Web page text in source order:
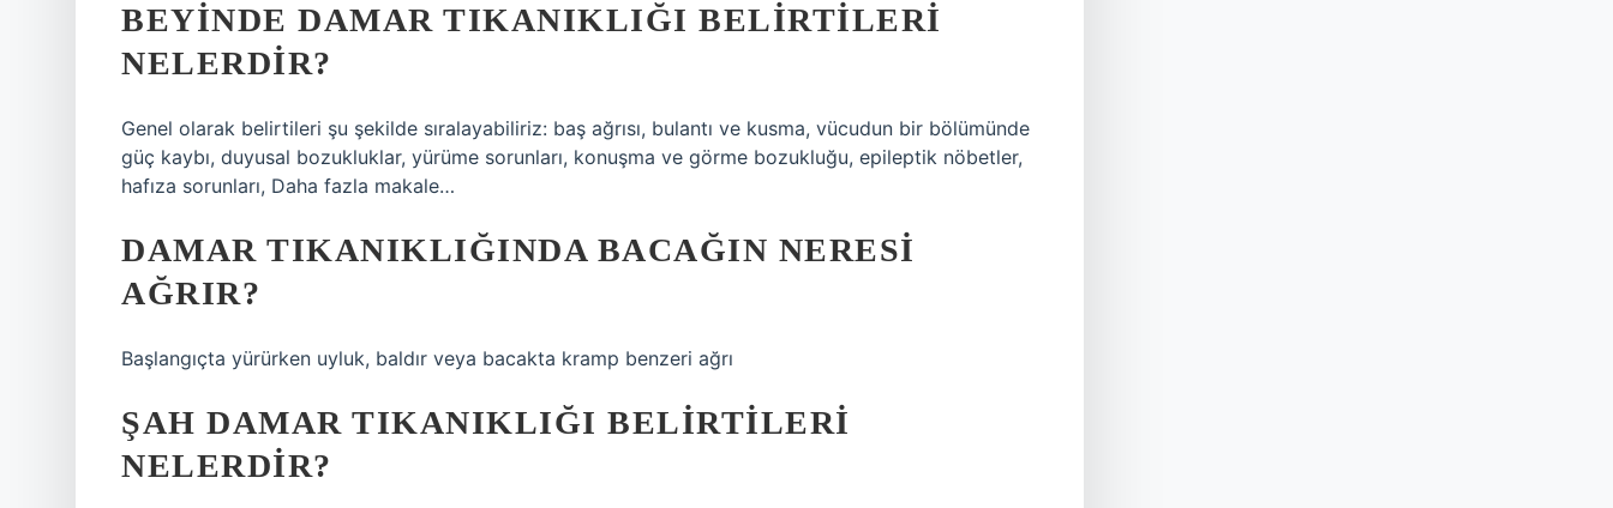
BEYINDE DAMAR TIKANIKLIĞI BELIRTILERI
NELERDIR?
Genel olarak belirtileri şu şekilde sıralayabiliriz: baş ağrısı, bulantı ve kusma, vücudun bir bölümünde
güç kaybı, duyusal bozukluklar, yürüme sorunları, konuşma ve görme bozukluğu, epileptik nöbetler,
hafıza sorunları, Daha fazla makale…
DAMAR TIKANIKLIĞINDA BACAĞIN NERESI
AĞRIR?
Başlangıçta yürürken uyluk, baldır veya bacakta kramp benzeri ağrı
ŞAH DAMAR TIKANIKLIĞI BELIRTILERI
NELERDIR?